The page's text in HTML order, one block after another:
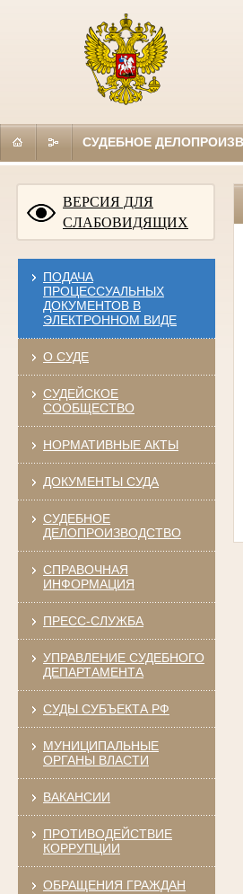
СУДЕБНОЕ
ВЕРСИЯ ДЛЯ
СЛАБОВИДЯЩИХ
ПОДАЧА
ПРОЦЕССУАЛЬНЫХ
ДОКУМЕНТОВ В
ЭЛЕКТРОННОМ ВИДЕ
О СУДЕ
СУДЕЙСКОЕ
СООБЩЕСТВО
НОРМАТИВНЫЕ АКТЫ
ДОКУМЕНТЫ СУДА
СУДЕБНОЕ
ДЕЛОПРОИЗВОДСТВО
СПРАВОЧНАЯ
ИНФОРМАЦИЯ
ПРЕСС-СЛУЖБА
УПРАВЛЕНИЕ СУДЕБНОГО
ДЕПАРТАМЕНТА
СУДЫ СУБЪЕКТА РФ
МУНИЦИПАЛЬНЫЕ
ОРГАНЫ ВЛАСТИ
ВАКАНСИИ
ПРОТИВОДЕЙСТВИЕ
КОРРУПЦИИ
ОБРАЩЕНИЯ ГРАЖДАН